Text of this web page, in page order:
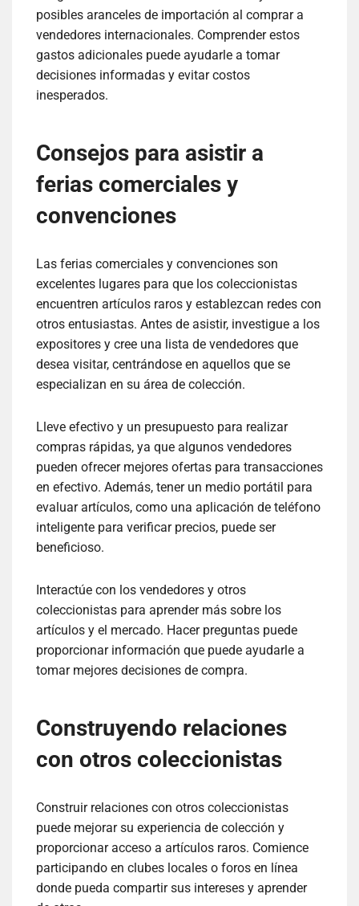
posibles aranceles de importación al comprar a
vendedores internacionales. Comprender estos
gastos adicionales puede ayudarle a tomar
decisiones informadas y evitar costos
inesperados.
Consejos para asistir a
ferias comerciales y
convenciones
Las ferias comerciales y convenciones son
excelentes lugares para que los coleccionistas
encuentren artículos raros y establezcan redes con
otros entusiastas. Antes de asistir, investigue a los
expositores y cree una lista de vendedores que
desea visitar, centrándose en aquellos que se
especializan en su área de colección.
Lleve efectivo y un presupuesto para realizar
compras rápidas, ya que algunos vendedores
pueden ofrecer mejores ofertas para transacciones
en efectivo. Además, tener un medio portátil para
evaluar artículos, como una aplicación de teléfono
inteligente para verificar precios, puede ser
beneficioso.
Interactúe con los vendedores y otros
coleccionistas para aprender más sobre los
artículos y el mercado. Hacer preguntas puede
proporcionar información que puede ayudarle a
tomar mejores decisiones de compra.
Construyendo relaciones
con otros coleccionistas
Construir relaciones con otros coleccionistas
puede mejorar su experiencia de colección y
proporcionar acceso a artículos raros. Comience
participando en clubes locales o foros en línea
donde pueda compartir sus intereses y aprender